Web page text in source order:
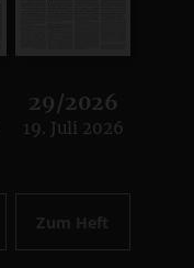
29/2026
:
19. Juli 2026
Zum Heft